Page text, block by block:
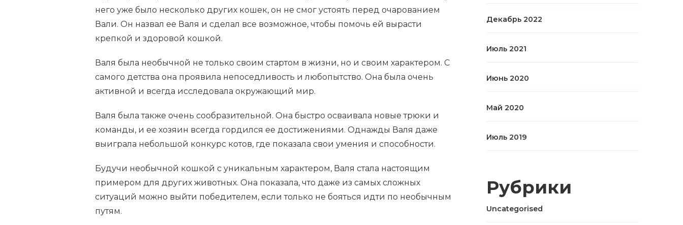
него уже было несколько других кошек, он не смог устоять перед очарованием
Вали. Он назвал ее Валя и сделал все возможное, чтобы помочь ей вырасти
крепкой и здоровой кошкой.
Валя была необычной не только своим стартом в жизни, но и своим характером. С
самого детства она проявила непоседливость и любопытство. Она была очень
активной и всегда исследовала окружающий мир.
Валя была также очень сообразительной. Она быстро осваивала новые трюки и
команды, и ее хозяин всегда гордился ее достижениями. Однажды Валя даже
выиграла небольшой конкурс котов, где показала свои умения и способности.
Будучи необычной кошкой с уникальным характером, Валя стала настоящим
примером для других животных. Она показала, что даже из самых сложных
ситуаций можно выйти победителем, если только не бояться идти по необычным
путям.
Декабрь 2022
Июль 2021
Июнь 2020
Май 2020
Июль 2019
Рубрики
Uncategorised